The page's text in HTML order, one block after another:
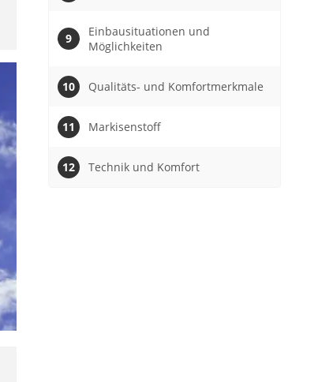
Einbausituationen und
Möglichkeiten
Qualitäts- und Komfortmerkmale
Markisenstoff
Technik und Komfort